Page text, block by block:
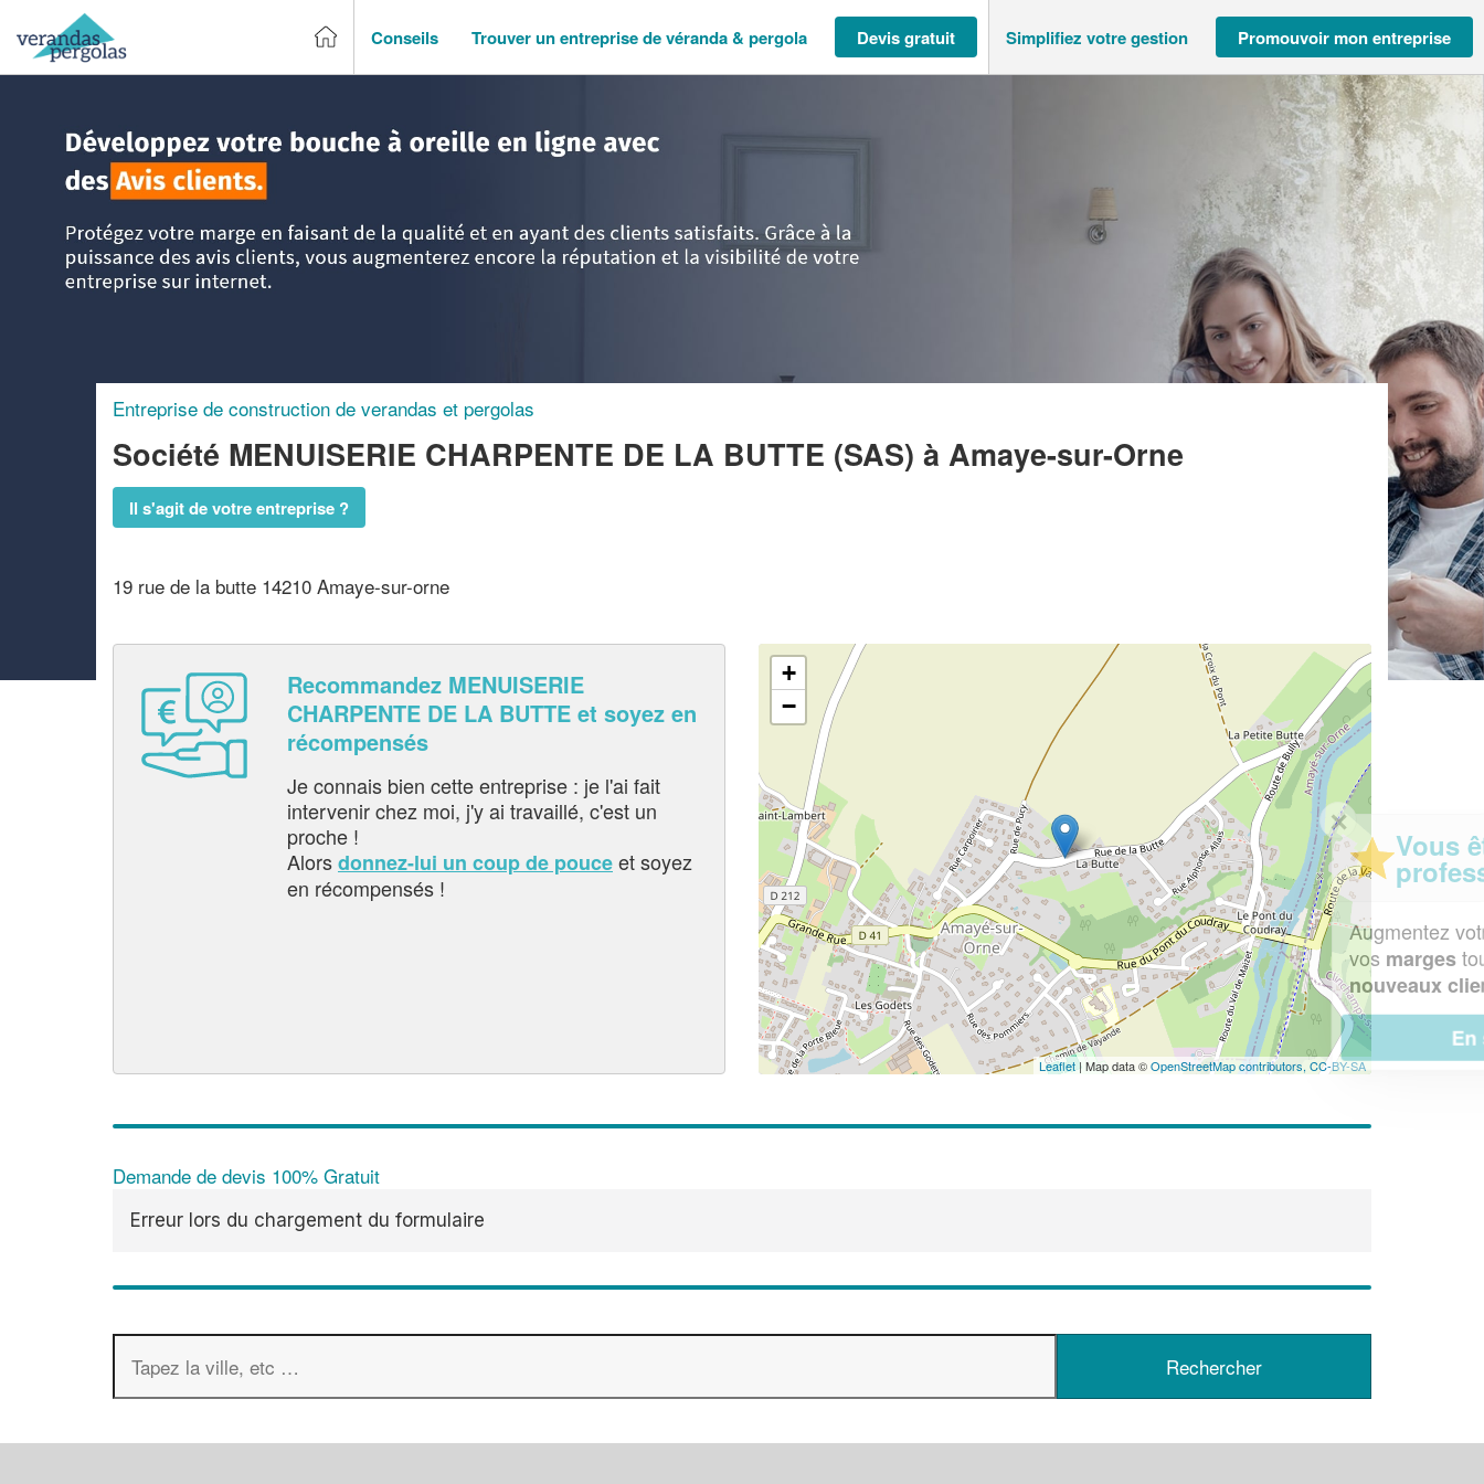
Conseils Trouver un entreprise de véranda & pergola Devis gratuit Simplifiez votre gestion Promouvoir mon entreprise
Entreprise de construction de verandas et pergolas
Société MENUISERIE CHARPENTE DE LA BUTTE (SAS) à Amaye-sur-Orne
Il s'agit de votre entreprise ?
19 rue de la butte 14210 Amaye-sur-orne
Recommandez MENUISERIE
CHARPENTE DE LA BUTTE et soyez en
récompensés
Je connais bien cette entreprise : je l'ai fait
intervenir chez moi, j'y ai travaillé, c'est un
proche !
Alorsdonnez-lui un coup de pouceet soyez
en récompensés !
+
−
Leaflet| Map data ©OpenStreetMap contributors, CC-BY-SA
Demande de devis 100% Gratuit
Erreur lors du chargement du formulaire
Vous êtes un
professionnel ?
Augmentez votrechiffre d'affaireset
vosmargestout en gagnant de
nouveaux clients !
En savoir plus